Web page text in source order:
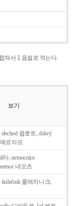
쳐서 1 음절로 적는다.
보기
옵호트, dobrý
르자프
타, nemocnice
네모츠
kulečnik 쿨레치니크,